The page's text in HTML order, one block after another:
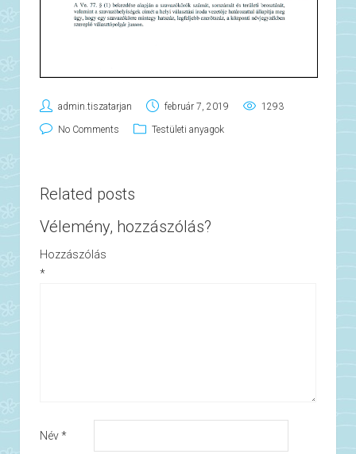
admin.tiszatarjan február 7, 2019 1293
No Comments Testületi anyagok
Related posts
Vélemény, hozzászólás?
Hozzászólás
*
Név*